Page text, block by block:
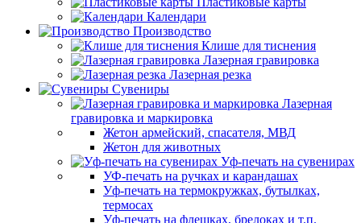
Календари
Производство
Клише для тиснения
Лазерная гравировка
Лазерная резка
Сувениры
Лазерная
гравировка и маркировка
Жетон армейский, спасателя, МВД
Жетон для животных
Уф-печать на сувенирах
УФ-печать на ручках и карандашах
Уф-печать на термокружках, бутылках,
термосах
Уф-печать на флешках, брелоках и т.п.